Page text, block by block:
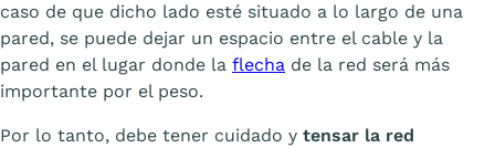
caso de que dicho lado esté situado a lo largo de una
pared, se puede dejar un espacio entre el cable y la
pared en el lugar donde la flecha de la red será más
importante por el peso.
Por lo tanto, debe tener cuidado y tensar la red